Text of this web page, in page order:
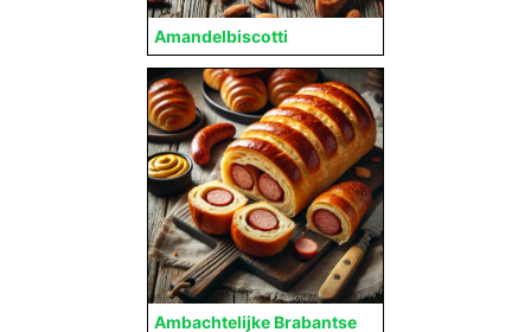
Amandelbiscotti
Ambachtelijke Brabantse